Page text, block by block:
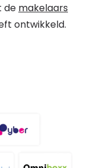
de makelaars
ontwikkeld.